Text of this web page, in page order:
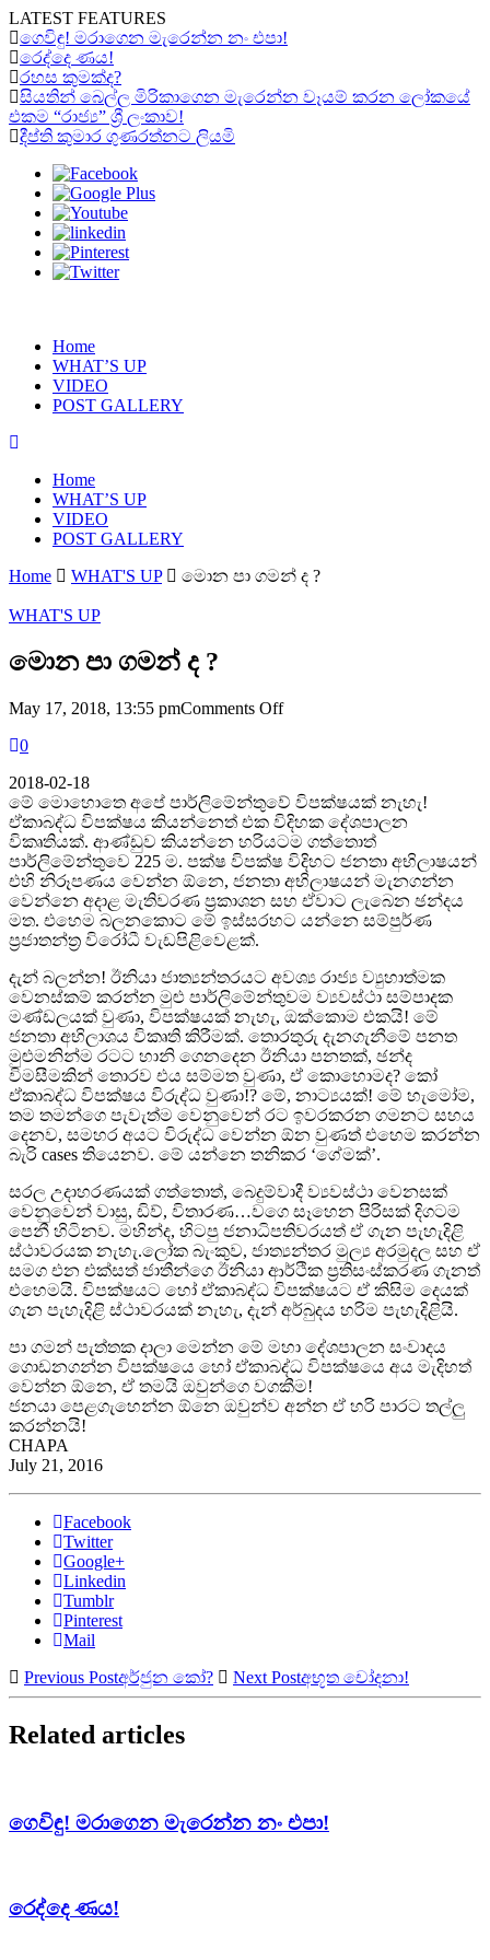
LATEST FEATURES
ගෙවිඳු! මරාගෙන මැරෙන්න නං එපා!
රෙද්දෙ ණය!
රහස කුමක්ද?
සියතින් බෙල්ල මිරිකාගෙන මැරෙන්න වෑයම් කරන ලෝකයේ
එකම “රාජ්‍ය” ශ්‍රී ලංකාව!
දීප්ති කුමාර ගුණරත්නට ලියමි
Home
WHAT’S UP
VIDEO
POST GALLERY
Home
WHAT’S UP
VIDEO
POST GALLERY
Home
WHAT'S UP මොන පා ගමන් ද ?
WHAT'S UP
මොන පා ගමන් ද ?
May 17, 2018, 13:55 pmComments Offon
?
0
2018-02-18
මේ මොහොතෙ අපේ පාර්ලිමේන්තුවේ විපක්ෂයක් නැහැ!
ඒකාබද්ධ විපක්ෂය කියන්නෙත් එක විදිහක දේශපාලන
විකෘතියක්. ආණ්ඩුව කියන්නෙ හරියටම ගත්තොත්
පාර්ලිමේන්තුවෙ 225 ම. පක්ෂ විපක්ෂ විදිහට ජනතා අභිලාෂයන්
එහි නිරූපණය වෙන්න ඕනෙ, ජනතා අභිලාෂයන් මැනගන්න
වෙන්නෙ අදාළ මැතිවරණ ප්‍රකාශන සහ ඒවාට ලැබෙන ඡන්දය
මත. එහෙම බලනකොට මේ ඉස්සරහට යන්නෙ සම්පුර්ණ
ප්‍රජාතන්ත්‍ර විරෝධී වැඩපිළිවෙළක්.
දැන් බලන්න! ඊනියා ජාත්‍යන්තරයට අවශ්‍ය රාජ්‍ය ව්‍යුහාත්මක
වෙනස්කම් කරන්න මුළු පාර්ලිමේන්තුවම ව්‍යවස්ථා සම්පාදක
මණ්ඩලයක් වුණා, විපක්ෂයක් නැහැ, ඔක්කොම එකයි! මේ
ජනතා අභිලාශය විකෘති කිරීමක්. තොරතුරු දැනගැනීමේ පනත
මුළුමනින්ම රටට හානි ගෙනදෙන ඊනියා පනතක්, ඡන්ද
විමසීමකින් තොරව එය සම්මත වුණා, ඒ කොහොමද? කෝ
ඒකාබද්ධ විපක්ෂය විරුද්ධ වුණා!? මේ, නාට්‍යයක්! මේ හැමෝම,
තම තමන්ගෙ පැවැත්ම වෙනුවෙන් රට ඉවරකරන ගමනට සහය
දෙනව, සමහර අයට විරුද්ධ වෙන්න ඕන වුණත් එහෙම කරන්න
බැරි cases තියෙනව. මේ යන්නෙ තනිකර ‘ගේමක්’.
සරල උදාහරණයක් ගත්තොත්, බෙදුම්වාදී ව්‍යවස්ථා වෙනසක්
වෙනුවෙන් වාසු, ඩිව්, විතාරණ…වගෙ සෑහෙන පිරිසක් දිගටම
පෙනී හිටිනව. මහින්ද, හිටපු ජනාධිපතිවරයත් ඒ ගැන පැහැදිළි
ස්ථාවරයක නැහැ.ලෝක බැංකුව, ජාත්‍යන්තර මුල්‍ය අරමුදල සහ ඒ
සමග එන එක්සත් ජාතීන්ගෙ ඊනියා ආර්ථික ප්‍රතිසංස්කරණ ගැනත්
එහෙමයි. විපක්ෂයට හෝ ඒකාබද්ධ විපක්ෂයට ඒ කිසිම දෙයක්
ගැන පැහැදිළි ස්ථාවරයක් නැහැ, දැන් අර්බුදය හරිම පැහැදිළියි.
පා ගමන් පැත්තක දාලා මෙන්න මේ මහා දේශපාලන සංවාදය
ගොඩනගන්න විපක්ෂයෙ හෝ ඒකාබද්ධ විපක්ෂයෙ අය මැදිහත්
වෙන්න ඕනෙ, ඒ තමයි ඔවුන්ගෙ වගකීම!
ජනයා පෙළගැහෙන්න ඕනෙ ඔවුන්ව අන්න ඒ හරි පාරට තල්ලු
කරන්නයි!
CHAPA
July 21, 2016
Facebook
Twitter
Google+
Linkedin
Tumblr
Pinterest
Mail
Previous Postඅර්ජුන කෝ? Next Postඅභූත චෝදනා!
Related articles
ගෙවිඳු! මරාගෙන මැරෙන්න නං එපා!
රෙද්දෙ ණය!